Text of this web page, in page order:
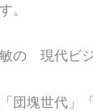
。
の 現代ビ
世代」「